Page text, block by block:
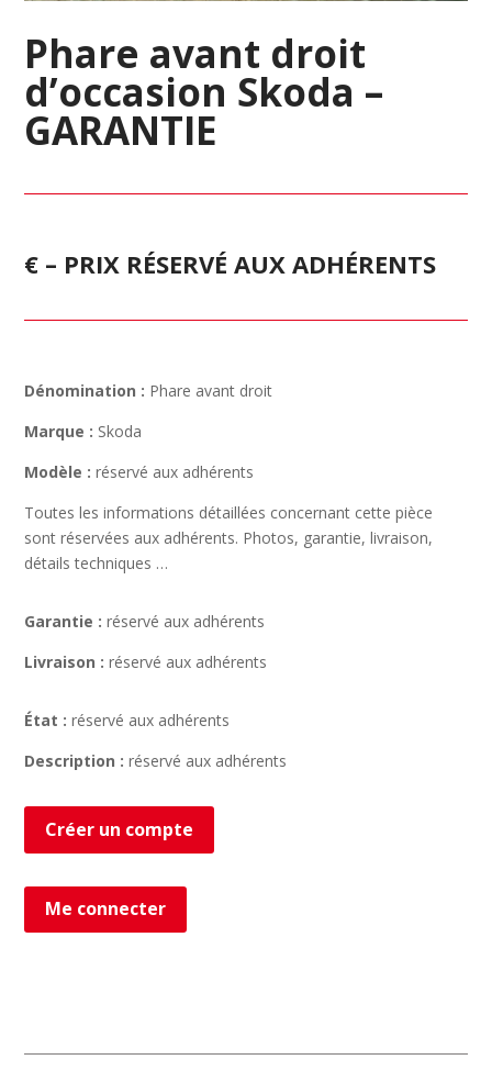
Phare avant droit
d’occasion Skoda –
GARANTIE
€ – PRIX RÉSERVÉ AUX ADHÉRENTS
Dénomination : Phare avant droit
Marque : Skoda
Modèle : réservé aux adhérents
Toutes les informations détaillées concernant cette pièce
sont réservées aux adhérents. Photos, garantie, livraison,
détails techniques …
Garantie : réservé aux adhérents
Livraison : réservé aux adhérents
État : réservé aux adhérents
Description : réservé aux adhérents
Créer un compte
Me connecter